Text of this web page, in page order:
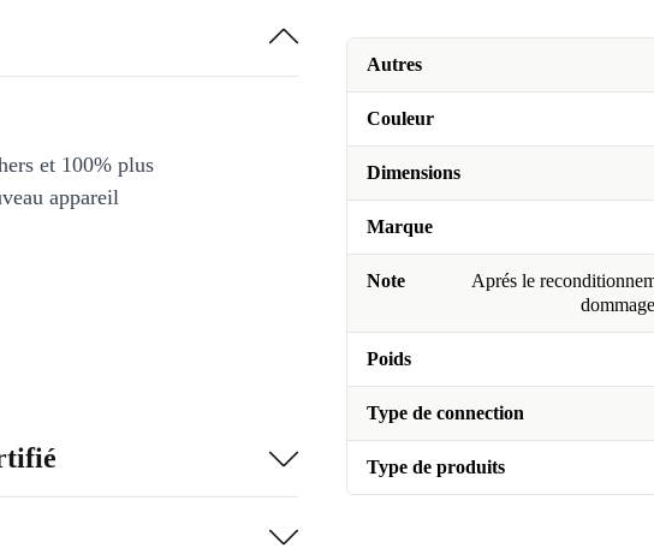
Autres
Couleur
Dimensions
Marque
Note
Aprés le
Poids
Type de connection
Type de produits
et 100% plus
appareil